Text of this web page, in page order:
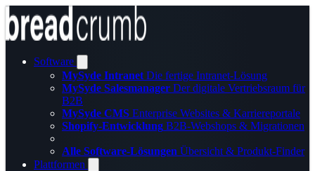
Software
MySyde Intranet Die fertige Intranet-Lösung
MySyde Salesmanager Der digitale Vertriebsraum für
B2B
MySyde CMS Enterprise Websites & Karriereportale
Shopify-Entwicklung B2B-Webshops & Migrationen
Alle Software-Lösungen Übersicht & Produkt-Finder
Plattformen